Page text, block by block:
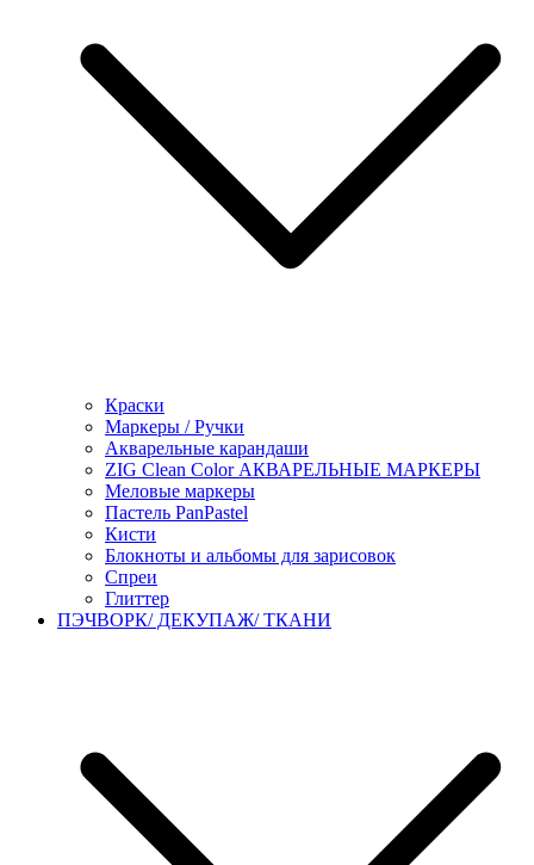
Краски
Маркеры / Ручки
Акварельные карандаши
ZIG Clean Color АКВАРЕЛЬНЫЕ МАРКЕРЫ
Меловые маркеры
Пастель PanPastel
Кисти
Блокноты и альбомы для зарисовок
Спреи
Глиттер
ПЭЧВОРК/ ДЕКУПАЖ/ ТКАНИ